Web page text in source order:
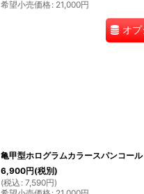
希望小売価格: 21,000円
オ
亀甲型ホログラムカラースパンコー
6,900円(税別)
(税込 : 7,590円)